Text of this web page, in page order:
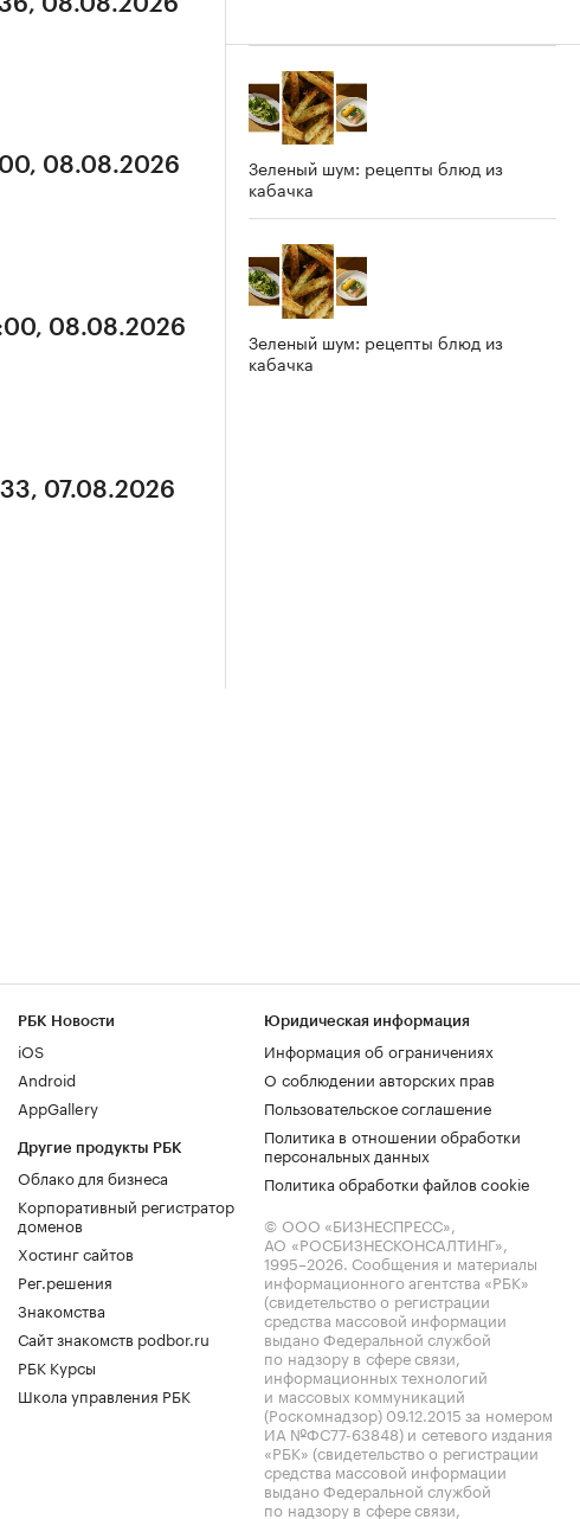
08.08.2026
08.08.2026
07.08.2026
Зеленый шум: рецепты блюд из
кабачка
Зеленый шум: рецепты блюд из
кабачка
РБК Новости
iOS
Android
AppGallery
Другие продукты РБК
Облако для бизнеса
Корпоративный регистратор
доменов
Хостинг сайтов
Рег.решения
Знакомства
Сайт знакомств podbor.ru
РБК Курсы
Школа управления РБК
Юридическая информация
Информация об ограничениях
О соблюдении авторских прав
Пользовательское соглашение
Политика в отношении обработки
персональных данных
Политика обработки файлов cookie
© ООО «БИЗНЕСПРЕСС»,
АО «РОСБИЗНЕСКОНСАЛТИНГ»,
1995–2026. Сообщения и материалы
информационного агентства «РБК»
(свидетельство о регистрации
средства массовой информации
выдано Федеральной службой
по надзору в сфере связи,
информационных технологий
и массовых коммуникаций
(Роскомнадзор) 09.12.2015 за номером
ИА №ФС77-63848) и сетевого издания
«РБК» (свидетельство о регистрации
средства массовой информации
выдано Федеральной службой
по надзору в сфере связи,